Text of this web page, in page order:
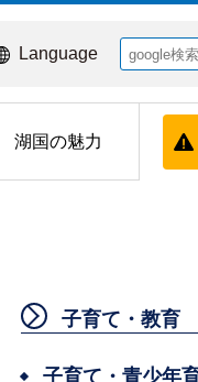
Language
湖国の魅力
子育て・教育
子育て・青少年